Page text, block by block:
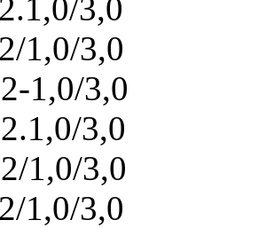
3,0
1,0/3,0
1,0/3,0
3,0
1,0/3,0
1,0/3,0